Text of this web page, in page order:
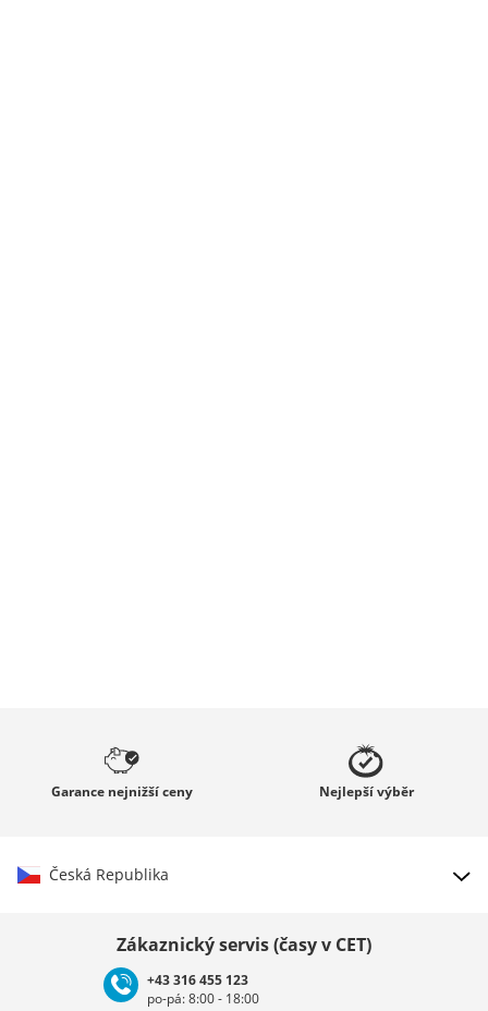
Garance nejnižší ceny Nejlepšívýběr
Česká Republika
Deutschland Österreich
Zákaznický servis (časy v CET)
+43 316 455 123
po-pá: 8:00 - 18:00